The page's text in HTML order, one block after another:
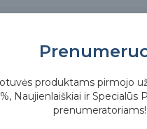
APIE MUS
Skirgesa parduotuvės
produktams pirmojo
Naujienlaiškiai ir Specialūs
prenumeratoriams!